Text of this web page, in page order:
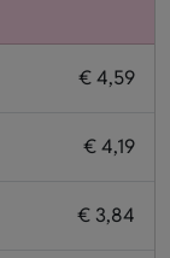
€ 4,59
€ 4,19
€ 3,84